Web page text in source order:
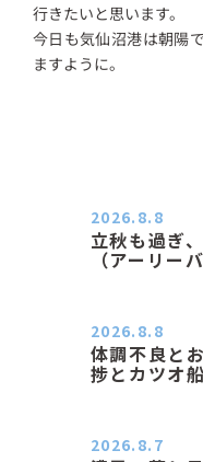
行きたいと思います。
今日も気仙沼港は朝陽
ますように。
立秋も過ぎ
（アーリー
2026.8.8
体調不良と
捗とカツオ
2026.8.8
2026.8.7